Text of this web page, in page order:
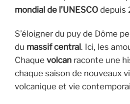
mondial de l’UNESCO depuis
S’éloigner du puy de Dôme
du massif central. Ici, les
Chaque volcan raconte une
chaque saison de nouveaux
volcanique et vie